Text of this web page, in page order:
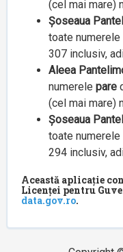
(cel mai mare)
Șoseaua
toate numerele
307 inclusiv,
Aleea
numerele pare
(cel mai mare)
Șoseaua
toate numerele
294 inclusiv,
Această aplicație
Licenței pentru
data.gov.ro.